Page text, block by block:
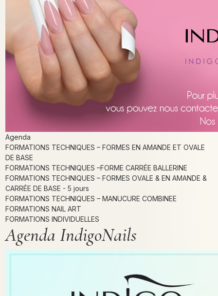
Agenda
FORMATIONS TECHNIQUES – FORMES EN AMANDE ET OVALE
DE BASE
FORMATIONS TECHNIQUES –FORME CARRÉE BALLERINE
FORMATIONS TECHNIQUES – FORMES OVALE & EN AMANDE &
CARRÉE DE BASE - 5 jours
FORMATIONS TECHNIQUES – MANUCURE COMBINEE
FORMATIONS NAIL ART
FORMATIONS INDIVIDUELLES
Agenda IndigoNails